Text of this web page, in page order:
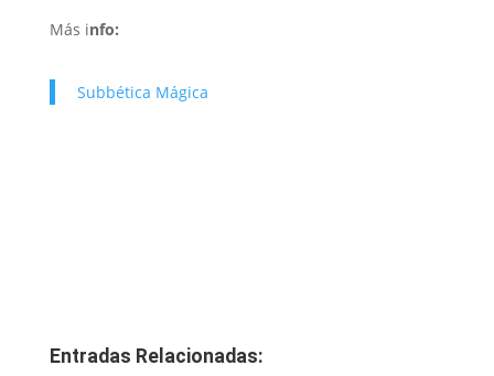
Más info:
Subbética Mágica
Entradas Relacionadas: